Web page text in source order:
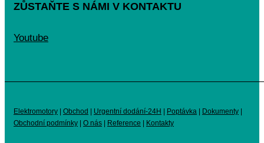
ZŮSTAŇTE S NÁMI V KONTAKTU
Youtube
Elektromotory Obchod Urgentní dodání-24H Poptávka Dokumenty
Obchodní podmínky
O nás Reference Kontakty